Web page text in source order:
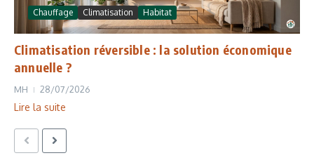
Chauffage Climatisation Habitat
Climatisation réversible : la solution économique
annuelle ?
MH 28/07/2026
Lire la suite